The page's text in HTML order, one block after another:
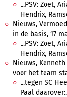
...PSV: Zoet,
Hendrix,
Nieuws,
in de basis, 17
...PSV: Zoet,
Hendrix,
Nieuws,
voor het team
...tegen SC
Paal